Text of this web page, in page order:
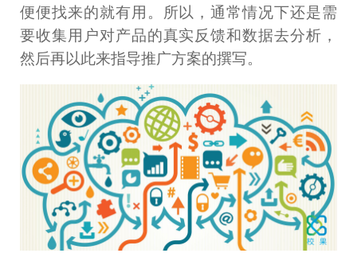
便便找来的就有用。所以，通常情况下还是需
要收集用户对产品的真实反馈和数据去分析，
然后再以此来指导推广方案的撰写。